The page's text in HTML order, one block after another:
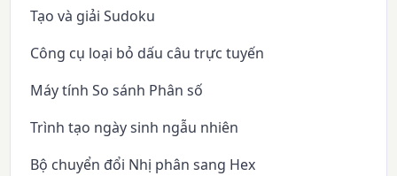
Tạo và giải Sudoku
Công cụ loại bỏ dấu câu trực tuyến
Máy tính So sánh Phân số
Trình tạo ngày sinh ngẫu nhiên
Bộ chuyển đổi Nhị phân sang Hex